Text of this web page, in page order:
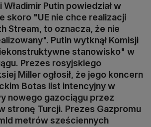
Putin powiedział w
skoro "UE nie chce realizacji
Stream, to oznacza, że nie
Putin wytknął Komisji
stanowisko" w
Prezes rosyjskiego
Miller ogłosił, że jego koncern
Botas list intencyjny w
nowego gazociągu przez
stronę Turcji. Prezes Gazpromu
metrów sześciennych